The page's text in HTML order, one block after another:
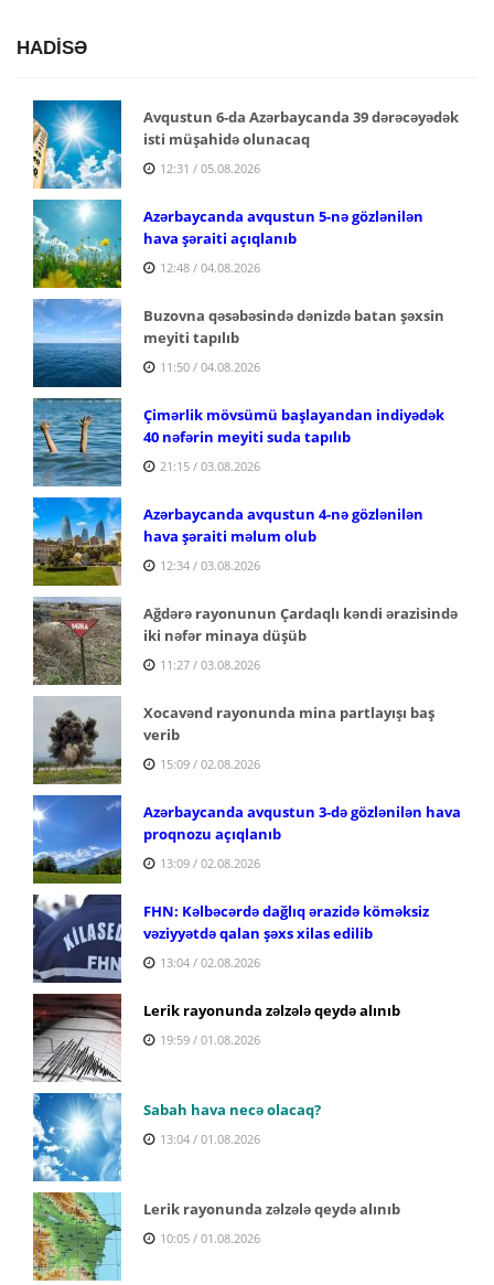
HADİSƏ
Avqustun 6-da Azərbaycanda 39 dərəcəyədək
isti müşahidə olunacaq
12:31 / 05.08.2026
Azərbaycanda avqustun 5-nə gözlənilən
hava şəraiti açıqlanıb
12:48 / 04.08.2026
Buzovna qəsəbəsində dənizdə batan şəxsin
meyiti tapılıb
11:50 / 04.08.2026
Çimərlik mövsümü başlayandan indiyədək
40 nəfərin meyiti suda tapılıb
21:15 / 03.08.2026
Azərbaycanda avqustun 4-nə gözlənilən
hava şəraiti məlum olub
12:34 / 03.08.2026
Ağdərə rayonunun Çardaqlı kəndi ərazisində
iki nəfər minaya düşüb
11:27 / 03.08.2026
Xocavənd rayonunda mina partlayışı baş
verib
15:09 / 02.08.2026
Azərbaycanda avqustun 3-də gözlənilən hava
proqnozu açıqlanıb
13:09 / 02.08.2026
FHN: Kəlbəcərdə dağlıq ərazidə köməksiz
vəziyyətdə qalan şəxs xilas edilib
13:04 / 02.08.2026
Lerik rayonunda zəlzələ qeydə alınıb
19:59 / 01.08.2026
Sabah hava necə olacaq?
13:04 / 01.08.2026
Lerik rayonunda zəlzələ qeydə alınıb
10:05 / 01.08.2026